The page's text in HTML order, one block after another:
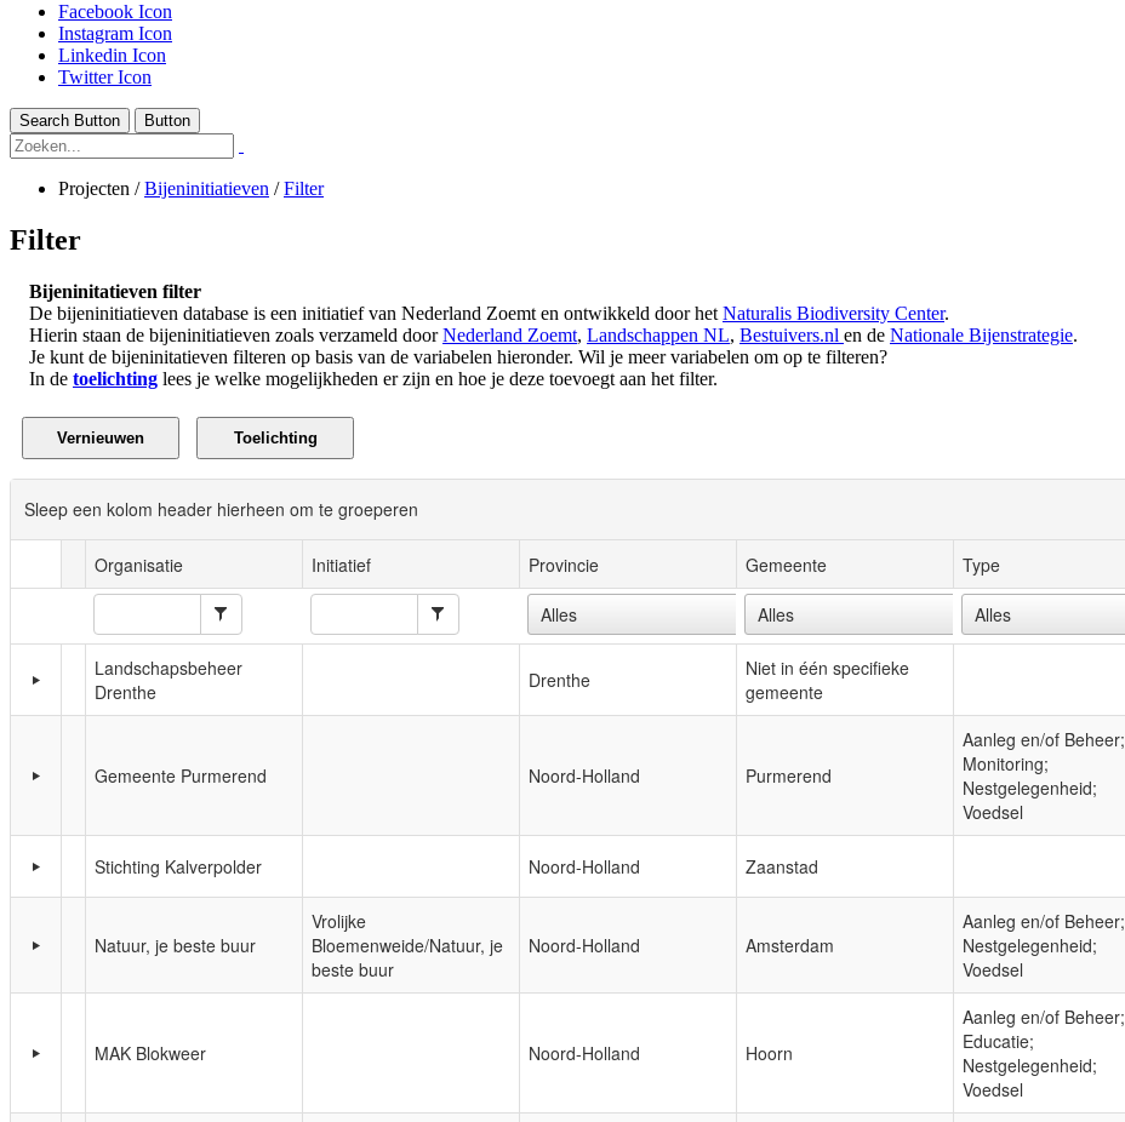
Facebook Icon
Instagram Icon
Linkedin Icon
Twitter Icon
Search Button Button
Projecten /Bijeninitiatieven /Filter
Filter
Bijeninitatieven filter
De bijeninitiatieven database is een initiatief van Nederland Zoemt en ontwikkeld door het Naturalis Biodiversity Center.
Hierin staan de bijeninitiatieven zoals verzameld doorNederland Zoemt, Landschappen NL, Bestuivers.nl en de Nationale Bijenstrategie.
Je kunt de bijeninitatieven filteren op basis van de variabelen hieronder. Wil je meer variabelen om op te filteren?
In de toelichting lees je welke mogelijkheden er zijn en hoe je deze toevoegt aan het filter.
Sleep een kolom header hierheen om te groeperen
Organisatie Initiatief Provincie Gemeente Type
Landschapsbeheer
Drenthe
Drenthe
Niet in één specifieke
gemeente
Gemeente Purmerend Noord-Holland Purmerend
Aanleg en/of Beheer;
Monitoring;
Nestgelegenheid;
Voedsel
Stichting Kalverpolder Noord-Holland Zaanstad
Natuur, je beste buur
Vrolijke
Bloemenweide/Natuur, je
beste buur
Noord-Holland Amsterdam
Aanleg en/of Beheer;
Nestgelegenheid;
Voedsel
MAK Blokweer Noord-Holland Hoorn
Aanleg en/of Beheer;
Educatie;
Nestgelegenheid;
Voedsel